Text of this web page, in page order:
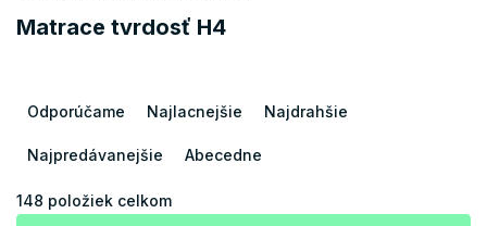
Matrace tvrdosť H4
i
Odporúčame Najlacnejšie Najdrahšie
Najpredávanejšie Abecedne
148 položiek celkom